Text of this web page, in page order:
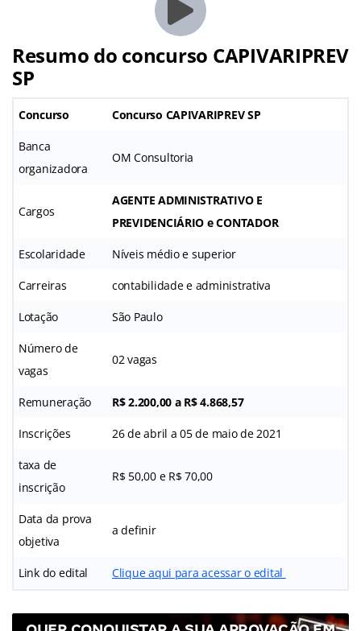
Resumo do concurso CAPIVARIPREV
SP
Concurso Concurso CAPIVARIPREV SP
Banca
organizadora
OM Consultoria
Cargos
AGENTE ADMINISTRATIVO E
PREVIDENCIÁRIO e CONTADOR
Escolaridade Níveis médio e superior
Carreiras contabilidade e administrativa
Lotação São Paulo
Número de
vagas
02 vagas
Remuneração R$ 2.200,00 a R$ 4.868,57
Inscrições 26 de abril a 05 de maio de 2021
taxa de
inscrição
R$ 50,00 e R$ 70,00
Data da prova
objetiva
a definir
Link do edital Clique aqui para acessar o edital